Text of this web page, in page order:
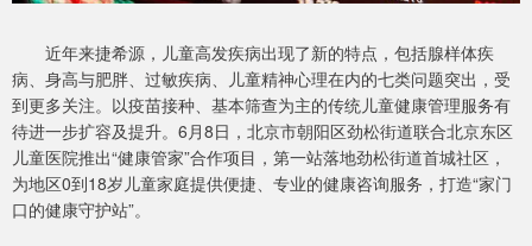
近年来捷希源，儿童高发疾病出现了新的特点，包括腺样体疾
病、身高与肥胖、过敏疾病、儿童精神心理在内的七类问题突出，受
到更多关注。以疫苗接种、基本筛查为主的传统儿童健康管理服务有
待进一步扩容及提升。6月8日，北京市朝阳区劲松街道联合北京东区
儿童医院推出“健康管家”合作项目，第一站落地劲松街道首城社区，
为地区0到18岁儿童家庭提供便捷、专业的健康咨询服务，打造“家门
口的健康守护站”。